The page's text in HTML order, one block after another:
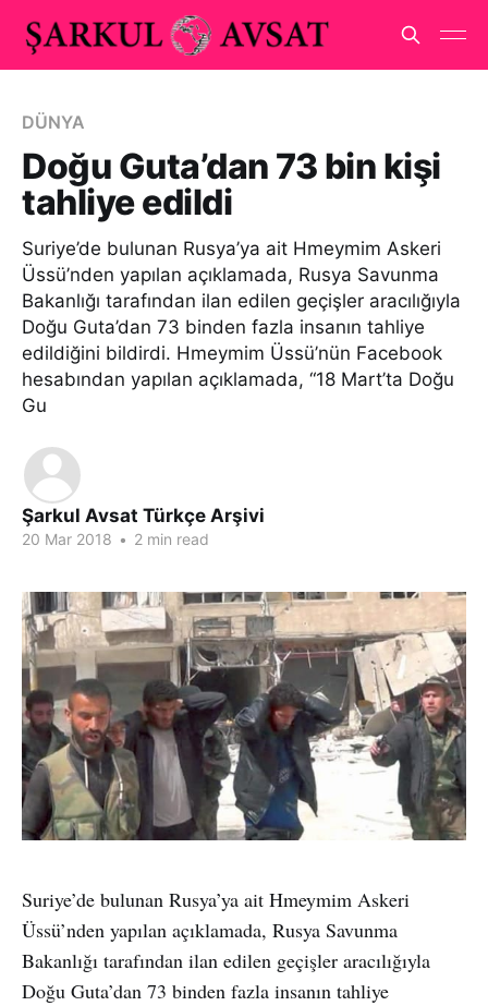
DÜNYA
Doğu Guta’dan 73 bin kişi
tahliye edildi
Suriye’de bulunan Rusya’ya ait Hmeymim Askeri
Üssü’nden yapılan açıklamada, Rusya Savunma
Bakanlığı tarafından ilan edilen geçişler aracılığıyla
Doğu Guta’dan 73 binden fazla insanın tahliye
edildiğini bildirdi. Hmeymim Üssü’nün Facebook
hesabından yapılan açıklamada, “18 Mart’ta Doğu
Gu
Şarkul Avsat Türkçe Arşivi
20 Mar 2018 • 2 min read
Suriye’de bulunan Rusya’ya ait Hmeymim Askeri
Üssü’nden yapılan açıklamada, Rusya Savunma
Bakanlığı tarafından ilan edilen geçişler aracılığıyla
Doğu Guta’dan 73 binden fazla insanın tahliye